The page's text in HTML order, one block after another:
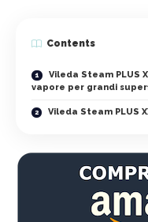
Contents
Vileda Steam PLUS
vapore per grandi
Vileda Steam PLUS